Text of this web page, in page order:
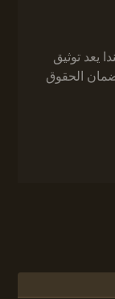
يعد توثيق
الحقوق